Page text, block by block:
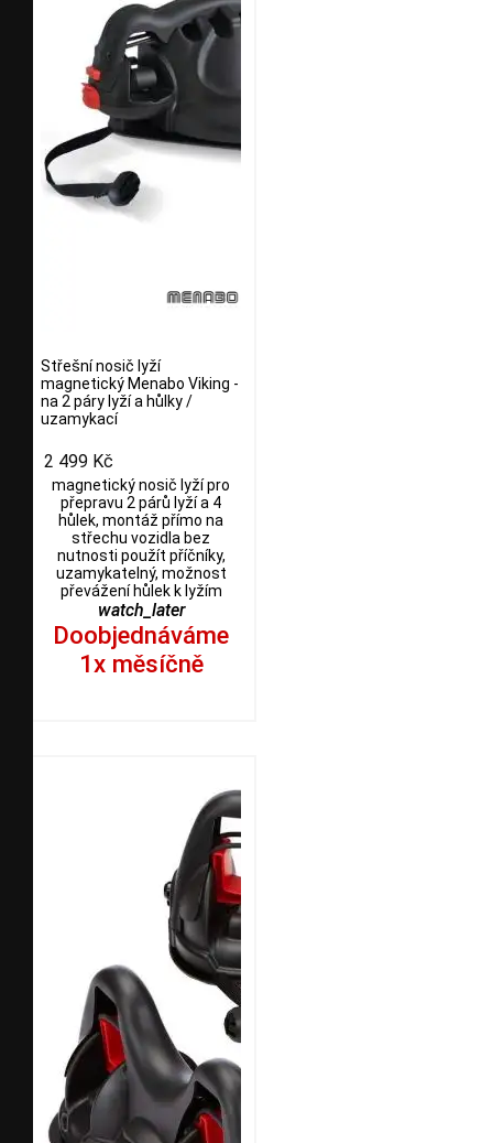
Střešní nosič lyží
magnetický Menabo Viking -
na 2 páry lyží a hůlky /
uzamykací
2 499 Kč
magnetický nosič lyží pro
přepravu 2 párů lyží a 4
hůlek, montáž přímo na
střechu vozidla bez
nutnosti použít příčníky,
uzamykatelný, možnost
převážení hůlek k lyžím
watch_later
Doobjednáváme
1x měsíčně